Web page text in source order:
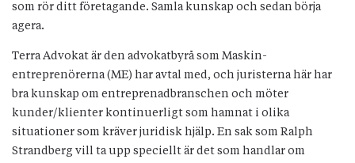
som rör ditt företagande. Samla kunskap och sedan börja
agera.
Terra Advokat är den advokatbyrå som Maskin-
entreprenörerna (ME) har avtal med, och juristerna här har
bra kunskap om entreprenadbranschen och möter
kunder/klienter kontinuerligt som hamnat i olika
situationer som kräver juridisk hjälp. En sak som Ralph
Strandberg vill ta upp speciellt är det som handlar om